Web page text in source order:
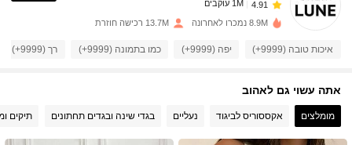
h***h
שילםלפני יום אחד
4.91 1M עוקבים
4.91 1M עוקבים
8.9M נמכרו לאחרונה 13.7M רכישה חוזרת
איכות טובה (9999+) יפה (9999+) כמו בתמונה (9999+) רך (9999+)
אתה עשוי גם לאהוב
מומלצים אקססוריס לביגוד נעליים בגדי שינה ובגדים תחתונים תיקים